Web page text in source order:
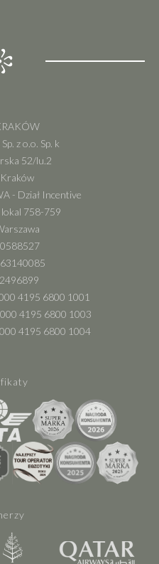
z o.o. Sp. k
52/lu.2
- Dział Incentive
758-759
4195 6800 1001
4195 6800 1003
4195 6800 1004